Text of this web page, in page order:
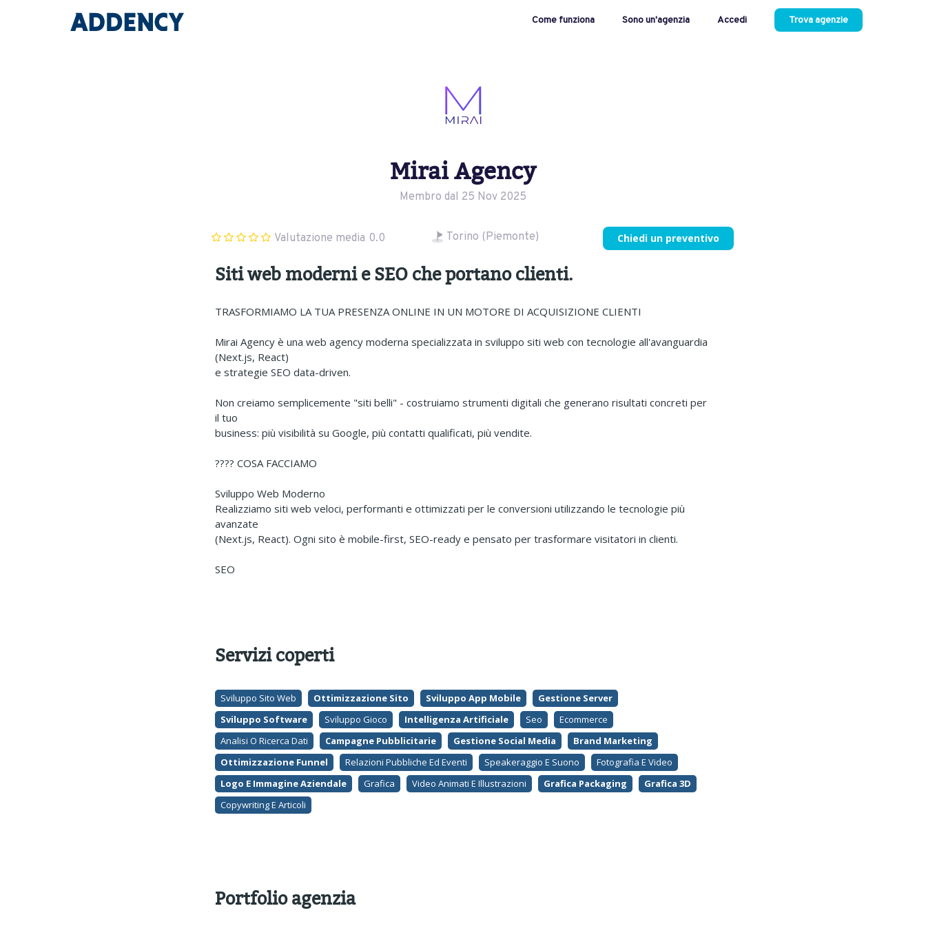
Come funziona Sono un'agenzia Accedi Trova agenzie
Mirai Agency
Membro dal 25 Nov 2025
Valutazione media 0.0 Torino (Piemonte) Chiedi un preventivo
Siti web moderni e SEO che portano clienti.
TRASFORMIAMO LA TUA PRESENZA ONLINE IN UN MOTORE DI ACQUISIZIONE CLIENTI
Mirai Agency è una web agency moderna specializzata in sviluppo siti web con tecnologie all'avanguardia
(Next.js, React)
e strategie SEO data-driven.
Non creiamo semplicemente "siti belli" - costruiamo strumenti digitali che generano risultati concreti per
il tuo
business: più visibilità su Google, più contatti qualificati, più vendite.
???? COSA FACCIAMO
Sviluppo Web Moderno
Realizziamo siti web veloci, performanti e ottimizzati per le conversioni utilizzando le tecnologie più
avanzate
(Next.js, React). Ogni sito è mobile-first, SEO-ready e pensato per trasformare visitatori in clienti.
SEO
Servizi coperti
Sviluppo Sito Web Ottimizzazione Sito Sviluppo App Mobile
Gestione Server
Sviluppo Software
Sviluppo Gioco Intelligenza Artificiale Seo
Ecommerce
Analisi O Ricerca Dati
Campagne Pubblicitarie Gestione Social Media
Brand Marketing
Ottimizzazione Funnel
Relazioni Pubbliche Ed Eventi Speakeraggio E Suono
Fotografia E Video
Logo E Immagine Aziendale
Grafica Video Animati E Illustrazioni Grafica Packaging
Grafica 3D
Copywriting E Articoli
Portfolio agenzia